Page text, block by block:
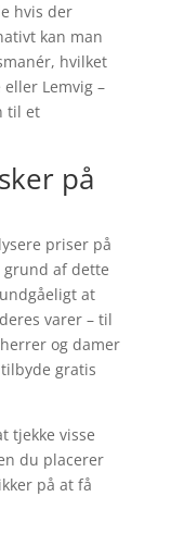
hvis der
kan man
hvilket
Lemvig –
til et
på
priser på
grund af dette
at
varer – til
og damer
gratis
tjekke visse
du placerer
på at få